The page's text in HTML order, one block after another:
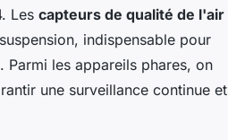
Les capteurs de qualité de l'air
indispensable pour
Parmi les appareils phares, on
une surveillance continue et